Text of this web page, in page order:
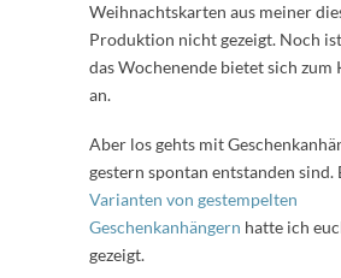
Weihnachtskarten aus meiner
Produktion nicht gezeigt. Noch
das Wochenende bietet sich zum
an.
Aber los gehts mit
gestern spontan entstanden sind.
Varianten von gestempelten
Geschenkanhängern hatte ich
gezeigt.